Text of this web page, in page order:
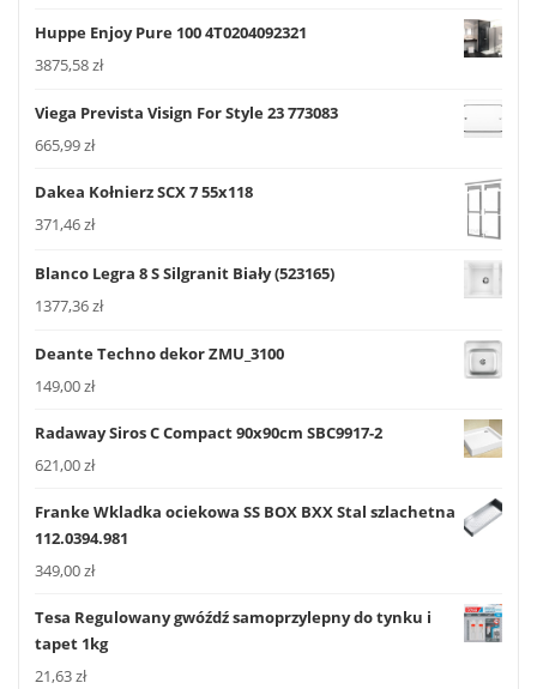
Huppe Enjoy Pure 100 4T0204092321
3875,58zł
Viega Prevista Visign For Style 23 773083
665,99zł
Dakea Kołnierz SCX 7 55x118
371,46zł
Blanco Legra 8 S Silgranit Biały (523165)
1377,36zł
Deante Techno dekor ZMU_3100
149,00zł
Radaway Siros C Compact 90x90cm SBC9917-2
621,00zł
Franke Wkladka ociekowa SS BOX BXX Stal szlachetna
112.0394.981
349,00zł
Tesa Regulowany gwóźdź samoprzylepny do tynku i
tapet 1kg
21,63zł